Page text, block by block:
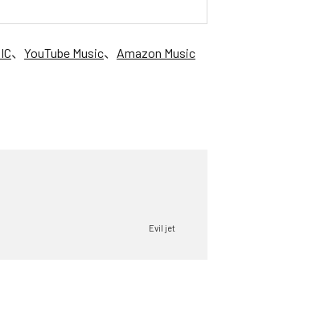
、 YouTube Music、 Amazon Music
Evil jet